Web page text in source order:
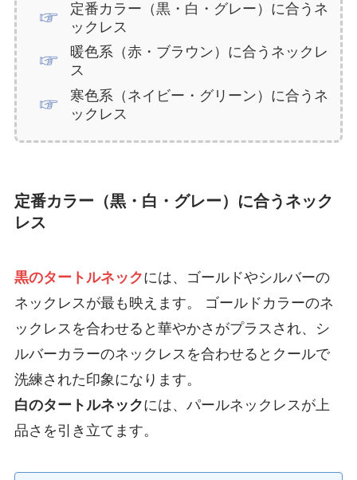
定番カラー（黒・白・グレー）に合うネ
ックレス
暖色系（赤・ブラウン）に合うネックレ
ス
寒色系（ネイビー・グリーン）に合うネ
ックレス
定番カラー（黒・白・グレー）に合うネック
レス
黒のタートルネックには、ゴールドやシルバーの
ネックレスが最も映えます。 ゴールドカラーのネ
ックレスを合わせると華やかさがプラスされ、シ
ルバーカラーのネックレスを合わせるとクールで
洗練された印象になります。
白のタートルネックには、パールネックレスが上
品さを引き立てます。